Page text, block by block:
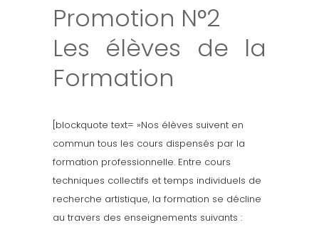
Promotion N°2
Les élèves de la
Formation
[blockquote text= »Nos élèves suivent en
commun tous les cours dispensés par la
formation professionnelle. Entre cours
techniques collectifs et temps individuels de
recherche artistique, la formation se décline
au travers des enseignements suivants :